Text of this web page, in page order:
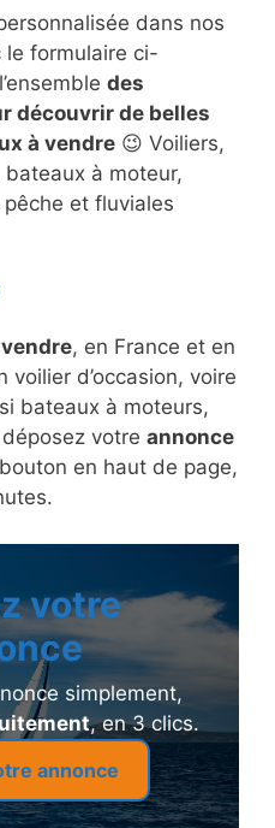
dans nos
le formulaire ci-
des
découvrir de belles
à vendre 😉 Voiliers,
bateaux à moteur,
et fluviales
, en France et en
voilier d’occasion, voire
bateaux à moteurs,
votre annonce
en haut de page,
votre
simplement,
, en 3 clics.
annonce